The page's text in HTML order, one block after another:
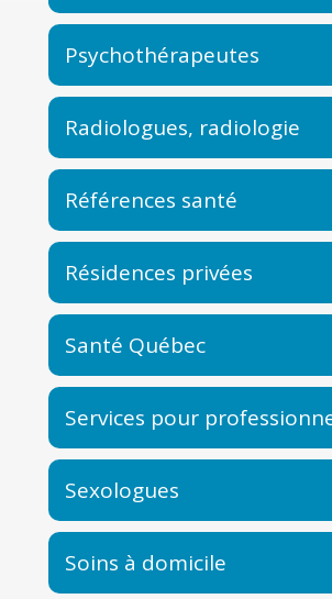
Psychothérapeutes
Radiologues, radiologie
Références santé
Résidences privées
Santé Québec
Services pour
Sexologues
Soins à domicile